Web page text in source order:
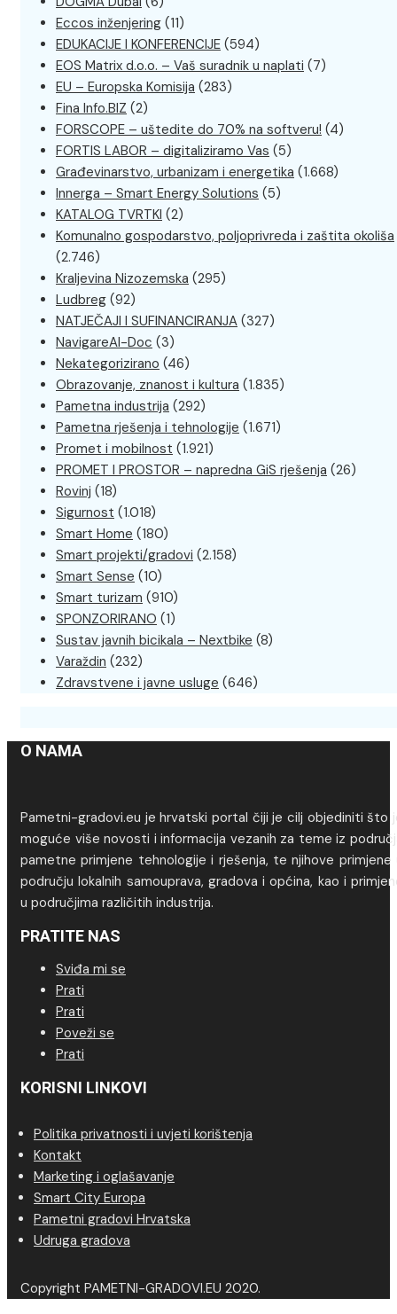
Eccos inženjering (11)
EDUKACIJE I KONFERENCIJE (594)
EOS Matrix d.o.o. – Vaš suradnik u naplati (7)
EU – Europska Komisija (283)
Fina Info.BIZ (2)
FORSCOPE – uštedite do 70% na softveru! (4)
FORTIS LABOR – digitaliziramo Vas (5)
Građevinarstvo, urbanizam i energetika (1.668)
Innerga – Smart Energy Solutions (5)
KATALOG TVRTKI (2)
Komunalno gospodarstvo, poljoprivreda i zaštita okoliša
(2.746)
Kraljevina Nizozemska (295)
Ludbreg (92)
NATJEČAJI I SUFINANCIRANJA (327)
NavigareAI-Doc (3)
Nekategorizirano (46)
Obrazovanje, znanost i kultura (1.835)
Pametna industrija (292)
Pametna rješenja i tehnologije (1.671)
Promet i mobilnost (1.921)
PROMET I PROSTOR – napredna GiS rješenja (26)
Rovinj (18)
Sigurnost (1.018)
Smart Home (180)
Smart projekti/gradovi (2.158)
Smart Sense (10)
Smart turizam (910)
SPONZORIRANO (1)
Sustav javnih bicikala – Nextbike (8)
Varaždin (232)
Zdravstvene i javne usluge (646)
O NAMA
Pametni-gradovi.eu je hrvatski portal čiji je cilj objediniti što
moguće više novosti i informacija vezanih za teme iz
pametne primjene tehnologije i rješenja, te njihove primjene
području lokalnih samouprava, gradova i općina, kao i
u područjima različitih industrija.
PRATITE NAS
Sviđa mi se
Prati
Prati
Poveži se
Prati
KORISNI LINKOVI
Politika privatnosti i uvjeti korištenja
Kontakt
Marketing i oglašavanje
Smart City Europa
Pametni gradovi Hrvatska
Udruga gradova
Copyright PAMETNI-GRADOVI.EU 2020.